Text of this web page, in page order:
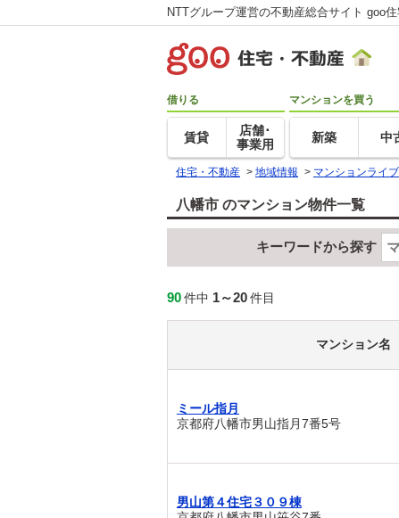
NTTグループ運営の不動産総合サイト goo
借りる
賃貸
店舗･
事業用
マンションを買う
新築 中
住宅・不動産 > 地域情報 > マンションライ
八幡市 のマンション物件一覧
キーワードから探す
90件中 1～20件目
マンション名
ミール指月
京都府八幡市男山指月7番5号
男山第４住宅３０９棟